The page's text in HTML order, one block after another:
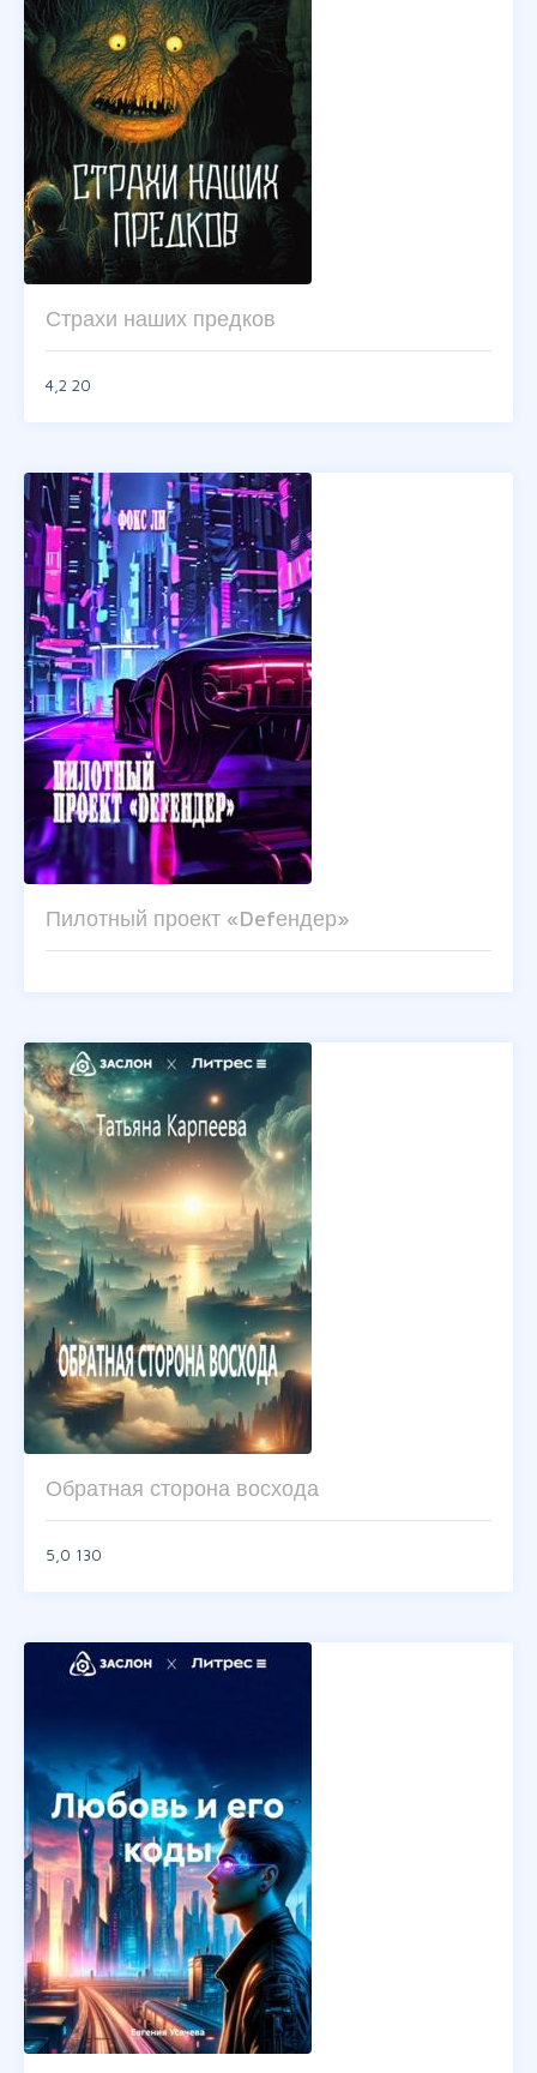
Страхи наших предков
4,2 20
Пилотный проект «Defендер»
Обратная сторона восхода
5,0 130